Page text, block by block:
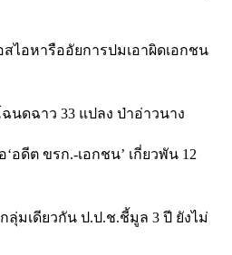
สไอหารืออัยการปมเอาผิดเอกชน
นดฉาว 33 แปลง ป่าอ่าวนาง
อดีต ขรก.-เอกชน’ เกี่ยวพัน 12
ลุ่มเดียวกัน ป.ป.ช.ชี้มูล 3 ปี ยังไม่